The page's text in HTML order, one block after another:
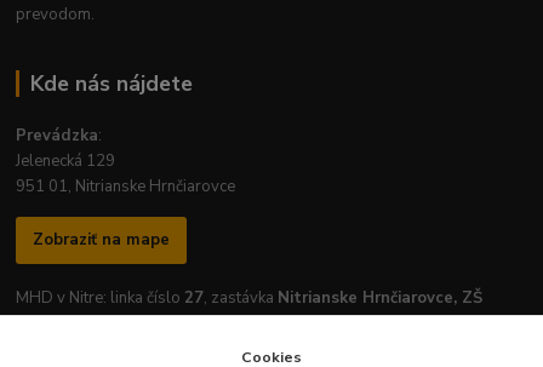
prevodom.
Kde nás nájdete
Prevádzka:
Jelenecká 129
951 01, Nitrianske Hrnčiarovce
Zobraziť na mape
MHD v Nitre: linka číslo 27, zastávka Nitrianske Hrnčiarovce, ZŠ
Cookies